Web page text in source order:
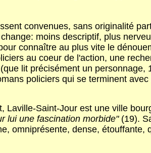
convenues, sans originalité
moins descriptif, plus
connaître au plus vite le
au coeur de l'action, une
(que lit précisément un personnage,
policiers qui se terminent
Saint-Jour est une ville
lui une fascination morbide"(19).
omniprésente, dense,